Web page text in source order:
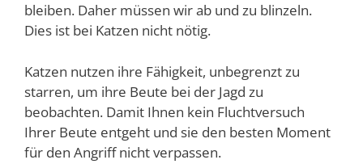
bleiben. Daher müssen wir ab und zu blinzeln.
Dies ist bei Katzen nicht nötig.
Katzen nutzen ihre Fähigkeit, unbegrenzt zu
starren, um ihre Beute bei der Jagd zu
beobachten. Damit Ihnen kein Fluchtversuch
Ihrer Beute entgeht und sie den besten Moment
für den Angriff nicht verpassen.